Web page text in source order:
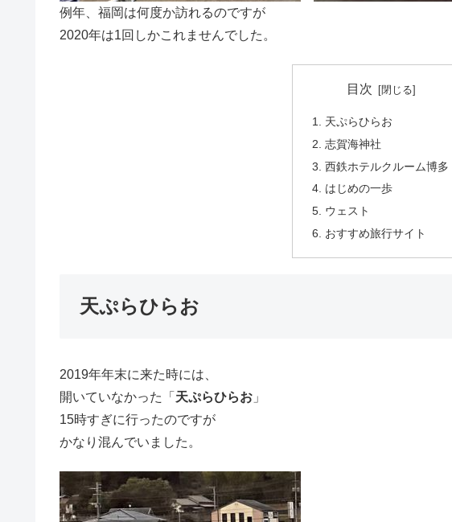
例年、福岡は何度か訪れるのですが
2020年は1回しかこれませんでした。
目次
天ぷらひらお
志賀海神社
西鉄ホテルクルーム博多
はじめの一歩
ウェスト
おすすめ旅行サイト
天ぷらひらお
2019年年末に来た時には、
開いていなかった「 天ぷらひらお 」
15時すぎに行ったのですが
かなり混んでいました。